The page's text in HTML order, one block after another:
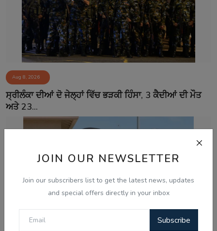
JOIN OUR NEWSLETTER
Join our subscribers list to get the latest news, updates
and special offers directly in your inbox
Subscribe
Aug 8, 2026
ਸ੍ਰੀਲੰਕਾ ਦੀਆਂ ਦੋ ਜੇਲ੍ਹਾਂ ਵਿੱਚ ਭੜਕੀ ਹਿੰਸਾ, 3 ਕੈਦੀਆਂ ਦੀ ਮੌਤ
ਅਤੇ 23...